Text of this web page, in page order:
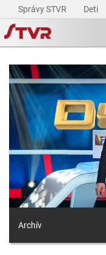
Správy STVR Deti
Archív